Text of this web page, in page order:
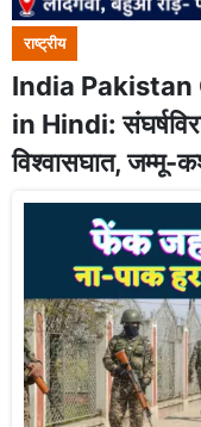
राष्ट्रीय
India
in Hindi:
विश्वासघात, जम्मू-